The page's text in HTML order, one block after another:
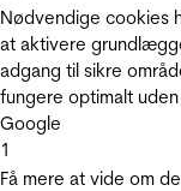
Nødvendige cookies
at aktivere
adgang til sikre
fungere optimalt
Google
1
Få mere at vide om